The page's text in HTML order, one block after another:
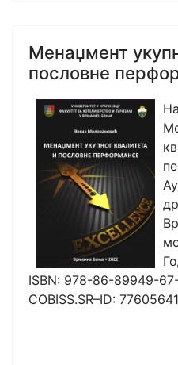
Менаџмент
пословне
ISBN: 978-86-89949-
COBISS.SR–ID: 77605641